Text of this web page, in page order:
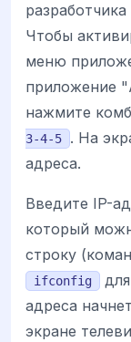
Чтобы
меню
приложение
нажмите
3-4-5
. На
адреса.
Введите IP-
который
строку
ifconfig
адреса
экране